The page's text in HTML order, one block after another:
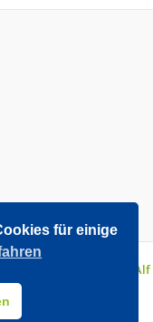
mit WordPress von
Alf
für einige